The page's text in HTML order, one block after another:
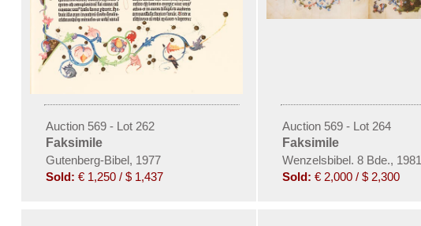
Auction 569 - Lot 262
Faksimile
Gutenberg-Bibel, 1977
Sold: € 1,250 / $ 1,437
Auction 569 - Lot 264
Faksimile
Wenzelsbibel. 8 Bde., 1981
Sold: € 2,000 / $ 2,300